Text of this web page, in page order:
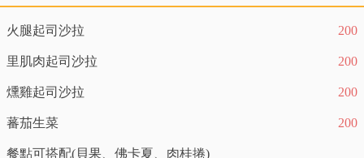
火腿起司沙拉 200
里肌肉起司沙拉 200
燻雞起司沙拉 200
蕃茄生菜 200
餐點可搭配(貝果、佛卡夏、肉桂捲)